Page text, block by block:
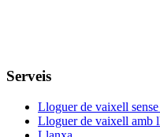
Serveis
Lloguer de vaixell
Lloguer de vaixell amb